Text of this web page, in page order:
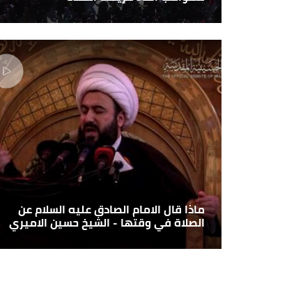
ماذا قال الامام الصادق عليه السلام عن
الصلاة في وقتها - الشيخ حسين الاميري